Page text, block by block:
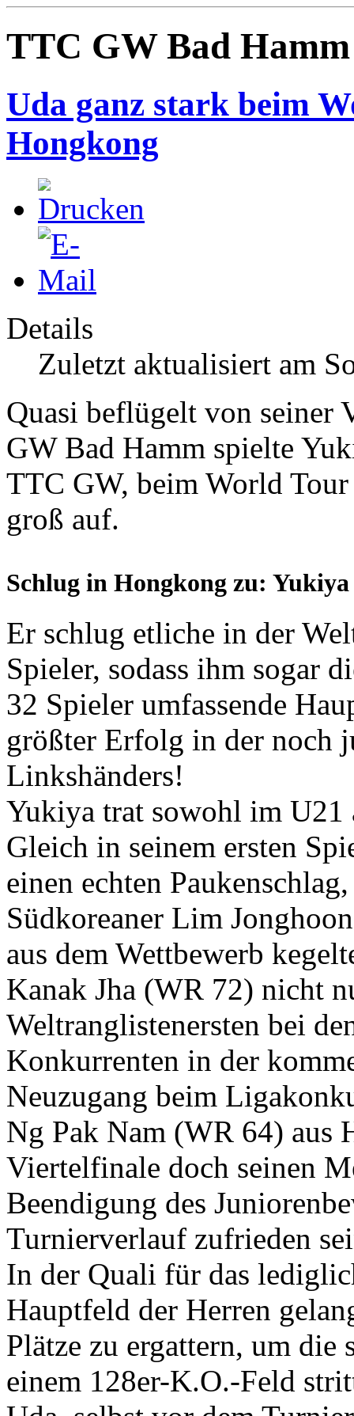
TTC GW Bad Hamm
Uda ganz stark beim
Hongkong
Details
Zuletzt aktualisiert am
Quasi beflügelt von seiner
GW Bad Hamm spielte
TTC GW, beim World
groß auf.
Schlug in Hongkong zu:
Er schlug etliche in der
Spieler, sodass ihm sogar
32 Spieler umfassende
größter Erfolg in der noch
Linkshänders!
Yukiya trat sowohl im U21
Gleich in seinem ersten
einen echten
Südkoreaner Lim
aus dem Wettbewerb
Kanak Jha (WR 72) nicht
Weltranglistenersten bei
Konkurrenten in der
Neuzugang beim
Ng Pak Nam (WR 64) aus
Viertelfinale doch seinen
Beendigung des
Turnierverlauf zufrieden
In der Quali für das
Hauptfeld der Herren
Plätze zu ergattern, um die
einem 128er-K.O.-Feld